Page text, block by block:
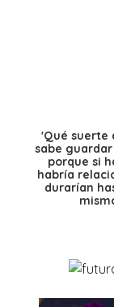
'Qué suerte
sabe
porque si
habría
durarían